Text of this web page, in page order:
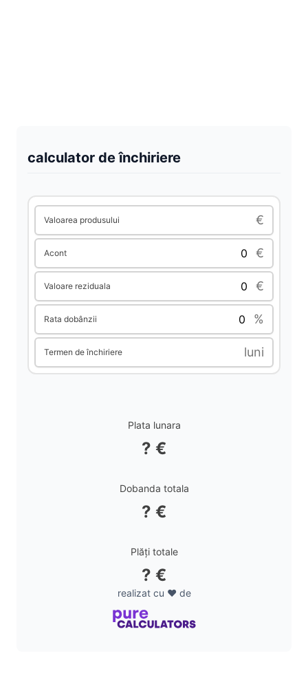
calculator de închiriere
Valoarea produsului €
Acont €
Valoare reziduala €
Rata dobânzii %
Termen de închiriere luni
Plata lunara
? €
Dobanda totala
? €
Plăți totale
? €
realizat cu ❤️ de